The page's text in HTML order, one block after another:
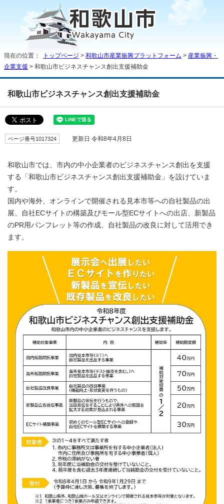
現在の位置： トップページ > 和歌山市産業振興プラットフォーム > 産業振興・
企業支援 > 和歌山市ビジネスチャンス創出支援補助金
和歌山市ビジネスチャンス創出支援補助金
ページ番号1017324 更新日 令和8年4月8日
和歌山市では、市内の中小企業者のビジネスチャンス創出を支援
する「和歌山市ビジネスチャンス創出支援補助金」を設けていま
す。
国内や海外、オンラインで開催される見本市等への自社製品の出
展、自社ECサイトの構築及びモール型ECサイトへの出店、新製品
のPR用パンフレット等の作成、自社製品の改良に対して活用でき
ます。